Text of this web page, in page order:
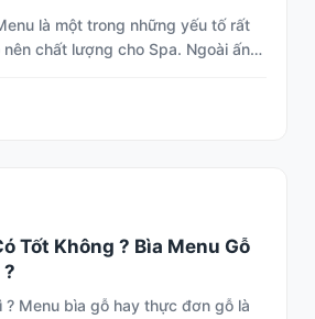
là một trong những yếu tố rất
chất lượng cho Spa. Ngoài ấn…
Tốt Không ? Bìa Menu Gỗ
? Menu bìa gỗ hay thực đơn gỗ là